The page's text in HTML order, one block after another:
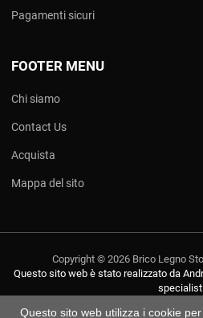
Questo sito web utilizza i cookie
Pagamenti sicuri
FOOTER MENU
Chi siamo
Contact Us
Acquista
Mappa del sito
Copyright © 2026 Brico Legno
Questo sito web è stato realizzato da
specialist